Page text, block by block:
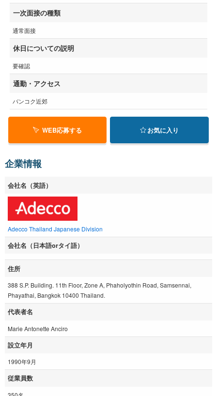
一次面接の種類
通常面接
休日についての説明
要確認
通勤・アクセス
バンコク近郊
WEB応募する お気に入り
企業情報
会社名（英語）
Adecco Thailand Japanese Division
会社名（日本語orタイ語）
住所
388 S.P. Building. 11th Floor, Zone A, Phaholyothin Road, Samsennai,
Phayathai, Bangkok 10400 Thailand.
代表者名
Marie Antonette Anciro
設立年月
1990年9月
従業員数